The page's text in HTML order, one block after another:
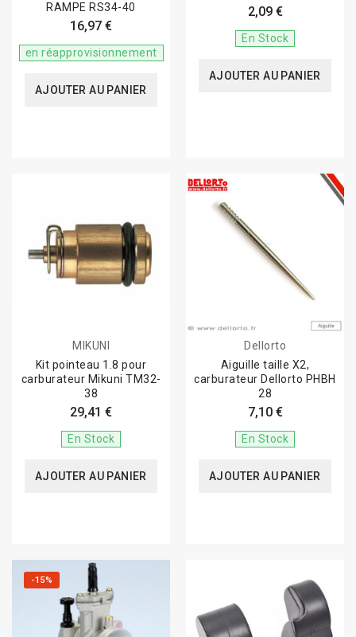
RAMPE RS34-40
16,97 €
en réapprovisionnement
AJOUTER AU PANIER
2,09 €
En Stock
AJOUTER AU PANIER
MIKUNI
Kit pointeau 1.8 pour
carburateur Mikuni TM32-
38
29,41 €
En Stock
AJOUTER AU PANIER
Dellorto
Aiguille taille X2,
carburateur Dellorto PHBH
28
7,10 €
En Stock
AJOUTER AU PANIER
-15%